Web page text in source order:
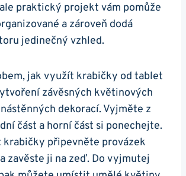
praktický ⁢projekt vám pomůže
a zároveň dodá
jedinečný vzhled.
jak využít krabičky od tablet
závěsných květinových
dekorací. Vyjměte z
část⁢ a horní část si ponechejte.
krabičky připevněte provázek
zavěste ji na zeď. Do vyjmutej